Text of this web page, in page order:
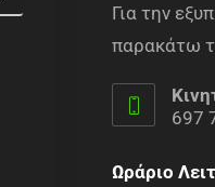
Για την
παρακάτω
697
Ωράριο